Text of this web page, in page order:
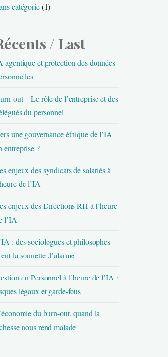
catégorie(1)
/ Last
agentique et protection des données
out – Le rôle de l’entreprise et des
du personnel
une gouvernance éthique de l’IA
entreprise ?
enjeux des syndicats de salariés à
de l’IA
enjeux des Directions RH à l’heure
l’IA
: des sociologues et philosophes
la sonnette d’alarme
du Personnel à l’heure de l’IA :
légaux et garde-fous
du burn-out, quand la
nous rend malade